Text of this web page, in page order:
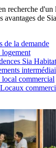
recherche d'un
avantages de
de la demande
Sia Habitat
commercial